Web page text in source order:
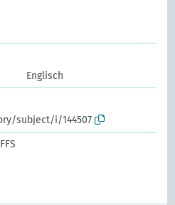
Englisch
subject/i/144507